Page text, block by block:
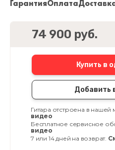
ГарантияОплата
74 900 руб.
Купить в
Добавить
Гитара отстроена в нашей
видео
Бесплатное сервисное
видео
7 или 14 дней на возврат.